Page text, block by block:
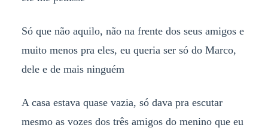
Só que não aquilo, não na frente dos seus amigos e
muito menos pra eles, eu queria ser só do Marco,
dele e de mais ninguém
A casa estava quase vazia, só dava pra escutar
mesmo as vozes dos três amigos do menino que eu